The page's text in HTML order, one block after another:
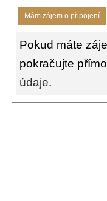
Mám zájem o připojení
Pokud máte
pokračujte
údaje.